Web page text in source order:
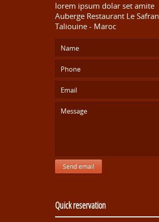
lorem ipsum dolar set amite
Auberge Restaurant Le Safran
Taliouine - Maroc
Send email
Quick reservation